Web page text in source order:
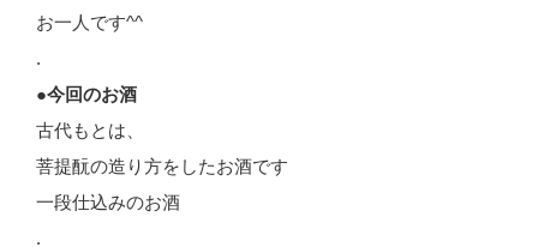
お一人です^^
.
●今回のお酒
古代もとは、
菩提酛の造り方をしたお酒です
一段仕込みのお酒
.